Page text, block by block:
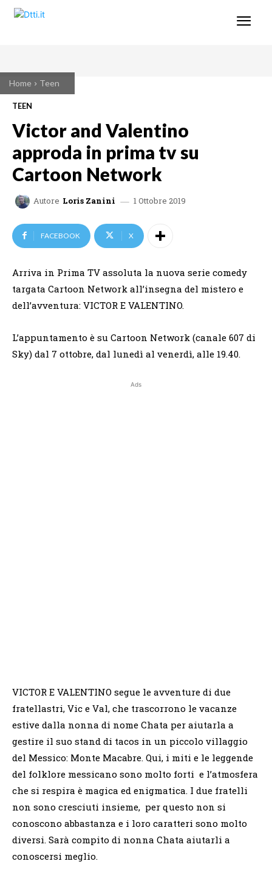
Home Teen
TEEN
Victor and Valentino
approda in prima tv su
Cartoon Network
Autore Loris Zanini 1 Ottobre 2019
FACEBOOK X
Arriva in Prima TV assoluta la nuova serie comedy
targata Cartoon Network all’insegna del mistero e
dell’avventura: VICTOR E VALENTINO.
L’appuntamento è su Cartoon Network (canale 607 di
Sky) dal 7 ottobre, dal lunedì al venerdì, alle 19.40.
Ads
VICTOR E VALENTINO segue le avventure di due
fratellastri, Vic e Val, che trascorrono le vacanze
estive dalla nonna di nome Chata per aiutarla a
gestire il suo stand di tacos in un piccolo villaggio
del Messico: Monte Macabre. Qui, i miti e le leggende
del folklore messicano sono molto forti e l’atmosfera
che si respira è magica ed enigmatica. I due fratelli
non sono cresciuti insieme, per questo non si
conoscono abbastanza e i loro caratteri sono molto
diversi. Sarà compito di nonna Chata aiutarli a
conoscersi meglio.